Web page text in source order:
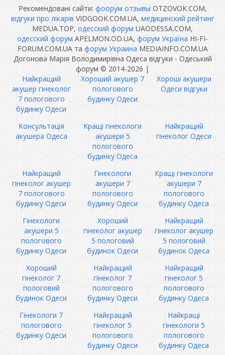
Рекомендовані сайти: фоорум отзывы OTZOVOK.COM,
відгуки про лікарів VIDGOOK.COM.UA, медицинский рейтинг
MEDUA.TOP, одесский форум UAODESSA.COM,
одесский форум APELMON.OD.UA, форум Україна HI-FI-
FORUM.COM.UA та форум Украина MEDIAINFO.COM.UA
Догонова Марія Володимирівна Одеса відгуки - Одеський
форум © 2014-2026 |
Найкращий
акушер гінеколог
7 пологового
будинку Одеси
Хороший акушер 7
пологового
будинку Одеси
Хороші акушери
Одеси відгуки
Консультація
акушера Одеса
Кращі гінекологи
акушери 5
пологового
будинку Одеса
Найкращий
гінеколог Одеси
Найкращий
гінеколог акушер
7 пологового
будинку Одеси
Гінекологи
акушери 7
пологового
будинку Одеси
Кращі гінекологи
акушери 7
пологового
будинку Одеса
Гінекологи
акушери 5
пологового
будинку Одеси
Хороший
гінеколог акушер
5 пологовий
будинок Одеси
Найкращий
гінеколог акушер
5 пологовий
будинок Одеса
Хороший
гінеколог 7
пологовий
будинок Одеси
Найкращий
гінеколог 7
пологового
будинку Одеси
Найкращий
гінеколог 5
пологового
будинку Одеса
Гінекологи 7
пологового
будинку Одеси
Найкращий
гінеколог 5
пологового
будинку Одеси
Найкращі
гінекологи 5
пологового
будинку Одеса